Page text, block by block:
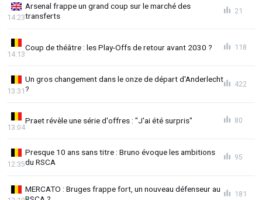
Arsenal frappe un grand coup sur le marché des
transferts
14:23
21
Coup de théâtre : les Play-Offs de retour avant 2030 ?
14:13
118
Un gros changement dans le onze de départ d'Anderlecht
?
13:31
422
Praet révèle une série d'offres : "J'ai été surpris"
13:04
80
Presque 10 ans sans titre : Bruno évoque les ambitions
du RSCA
12:35
95
MERCATO : Bruges frappe fort, un nouveau défenseur au
181